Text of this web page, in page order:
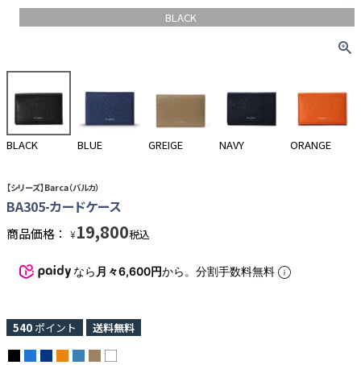
BLACK
BLACK BLUE GREIGE NAVY ORANGE
【シリーズ】Barca（バルカ）
BA305-カードケース
商品価格： ¥19,800税込
なら 月々6,600円から。分割手数料無料
540 ポイント 送料無料